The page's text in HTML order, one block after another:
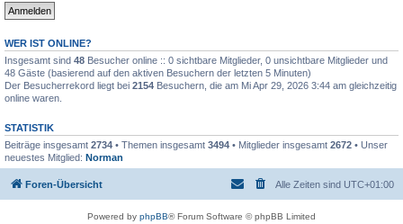
WER IST ONLINE?
Insgesamt sind 48 Besucher online :: 0 sichtbare Mitglieder, 0 unsichtbare Mitglieder und
48 Gäste (basierend auf den aktiven Besuchern der letzten 5 Minuten)
Der Besucherrekord liegt bei 2154 Besuchern, die am Mi Apr 29, 2026 3:44 am gleichzeitig
online waren.
STATISTIK
Beiträge insgesamt 2734 • Themen insgesamt 3494 • Mitglieder insgesamt 2672 • Unser
neuestes Mitglied: Norman
Foren-Übersicht Alle Zeiten sind UTC+01:00
Powered by phpBB® Forum Software © phpBB Limited